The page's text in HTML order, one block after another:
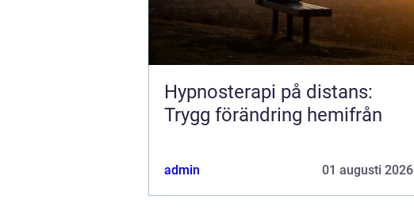
Hypnosterapi på distans:
Trygg förändring hemifrån
admin 01 augusti 2026